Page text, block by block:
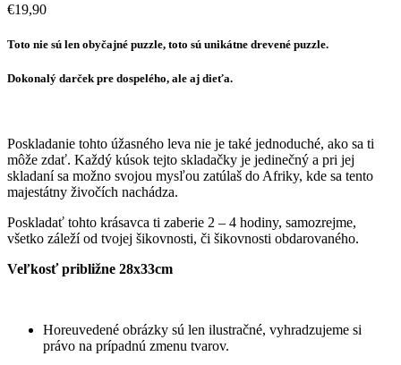
€19,90
Toto nie sú len obyčajné puzzle, toto sú unikátne drevené puzzle.
Dokonalý darček pre dospelého, ale aj dieťa.
Poskladanie tohto úžasného leva nie je také jednoduché, ako sa ti
môže zdať. Každý kúsok tejto skladačky je jedinečný a pri jej
skladaní sa možno svojou mysľou zatúlaš do Afriky, kde sa tento
majestátny živočích nachádza.
Poskladať tohto krásavca ti zaberie 2 – 4 hodiny, samozrejme,
všetko záleží od tvojej šikovnosti, či šikovnosti obdarovaného.
Veľkosť približne 28x33cm
Horeuvedené obrázky sú len ilustračné, vyhradzujeme si
právo na prípadnú zmenu tvarov.